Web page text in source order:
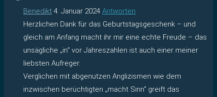
Benedikt 4. Januar 2024 Antworten
Herzlichen Dank für das Geburtstagsgeschenk – und
gleich am Anfang macht ihr mir eine echte Freude – das
unsägliche „in“ vor Jahreszahlen ist auch einer meiner
liebsten Aufreger.
Verglichen mit abgenutzen Anglizismen wie dem
inzwischen berüchtigten „macht Sinn“ greift das